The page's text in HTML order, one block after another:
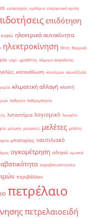
εμπρησμός εμπόριο ενεργειακή κρίση
επιδότηση
ευρώ ηλεκτρικά αυτοκίνητα
ηλεκτροκίνηση θέση θερμική
ισχύ ιχνηθέτης κάμερα ασφαλείας
κατανάλωση καυσίμων καυσόξυλα
κλιματική αλλαγή κλοπή
λαθραία λαθρεμπορία
λιπαντήρια λογισμικό λουκέτο
μείωση μειώσεις μελέτες μελέτη
μπαταρίες ναυτιλιακό
ογκομέτρηση οδηγοί ορυκτά
παραβατικότητατα
περιβάλλον
πετρέλαιο
πετρελαιοειδή